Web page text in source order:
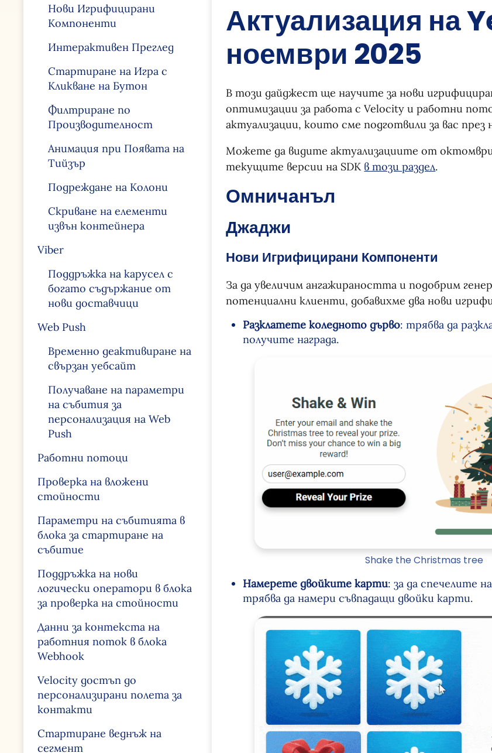
Нови Игрифицирани
Компоненти
Интерактивен Преглед
Стартиране на Игра с
Кликване на Бутон
Филтриране по
Производителност
Анимация при Появата на
Тийзър
Подреждане на Колони
Скриване на елементи
извън контейнера
Viber
Поддръжка на карусел с
богато съдържание от
нови доставчици
Web Push
Временно деактивиране на
свързан уебсайт
Получаване на параметри
на събития за
персонализация на Web
Push
Работни потоци
Проверка на вложени
стойности
Параметри на събитията в
блока за стартиране на
събитие
Поддръжка на нови
логически оператори в блока
за проверка на стойности
Данни за контекста на
работния поток в блока
Webhook
Velocity достъп до
персонализирани полета за
контакти
Стартиране веднъж на
сегмент
Актуализация на
ноември 2025
В този дайджест ще научите за нови
оптимизации за работа с Velocity и работни
актуализации, които сме подготвили за вас през
Можете да видите актуализациите от
текущите версии на SDK в този раздел.
Омничанъл
Джаджи
Нови Игрифицирани Компоненти
За да увеличим ангажираността и подобрим
потенциални клиенти, добавихме два нови
Разклатете коледното дърво: трябва да
получите награда.
Shake the Christmas tree
Намерете двойките карти: за да спечелите
трябва да намери съвпадащи двойки карти.